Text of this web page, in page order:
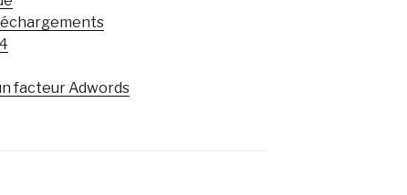
facteur Adwords